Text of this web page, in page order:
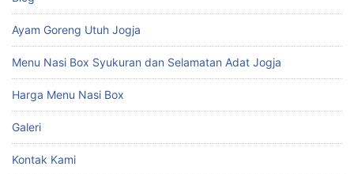
Ayam Goreng Utuh Jogja
Menu Nasi Box Syukuran dan Selamatan Adat Jogja
Harga Menu Nasi Box
Galeri
Kontak Kami